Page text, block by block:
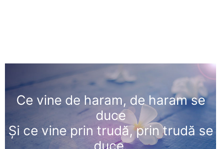
Ce vine de haram, de haram se
duce
Și ce vine prin trudă, prin trudă se
duce.